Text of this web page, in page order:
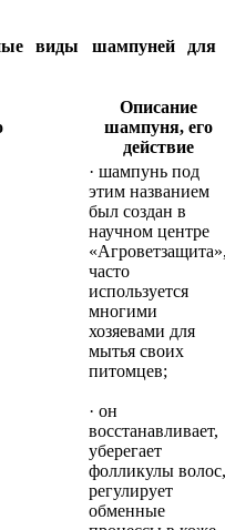
виды шампуней для
Описание
шампуня, его
действие
· шампунь под
этим названием
был создан в
научном центре
часто
используется
многими
хозяевами для
мытья своих
питомцев;
· он
восстанавливает,
уберегает
фолликулы волос,
регулирует
обменные